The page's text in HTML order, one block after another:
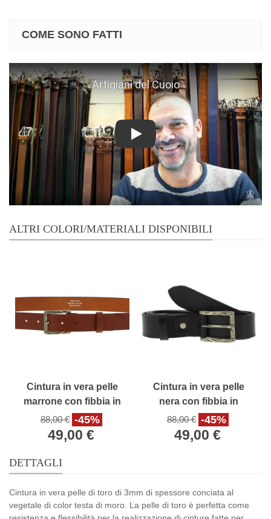
COME SONO FATTI
Play
ALTRI COLORI/MATERIALI DISPONIBILI
Cintura in vera pelle
marrone con fibbia in
metallo rettangolare
88,00 € -45%
49,00 €
Cintura in vera pelle
nera con fibbia in
metallo rettangolare
88,00 € -45%
49,00 €
DETTAGLI
Cintura in vera pelle di toro di 3mm di spessore conciata al
vegetale di color testa di moro. La pelle di toro è perfetta come